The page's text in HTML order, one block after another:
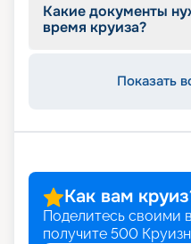
Какие документы
время круиза?
Показать
Как вам
Поделитесь своими
получите 500